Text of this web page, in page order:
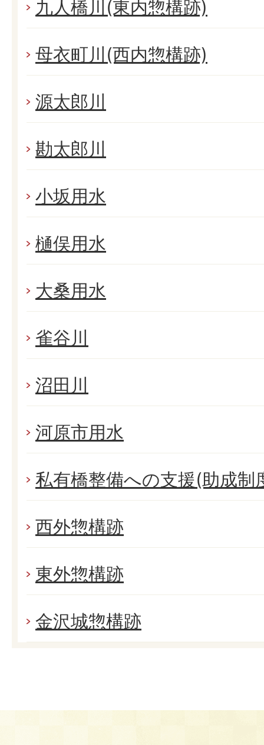
九人橋川(東内惣構跡)
母衣町川(西内惣構跡)
源太郎川
勘太郎川
小坂用水
樋俣用水
大桑用水
雀谷川
沼田川
河原市用水
私有橋整備への支援(助成制
西外惣構跡
東外惣構跡
金沢城惣構跡